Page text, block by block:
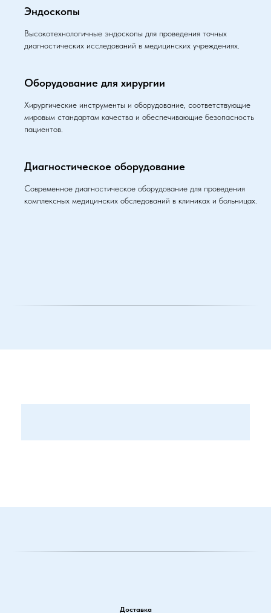
Эндоскопы
Высокотехнологичные эндоскопы для проведения точных
диагностических исследований в медицинских учреждениях.
Оборудование для хирургии
Хирургические инструменты и оборудование, соответствующие
мировым стандартам качества и обеспечивающие безопасность
пациентов.
Диагностическое оборудование
Современное диагностическое оборудование для проведения
комплексных медицинских обследований в клиниках и больницах.
Доставка